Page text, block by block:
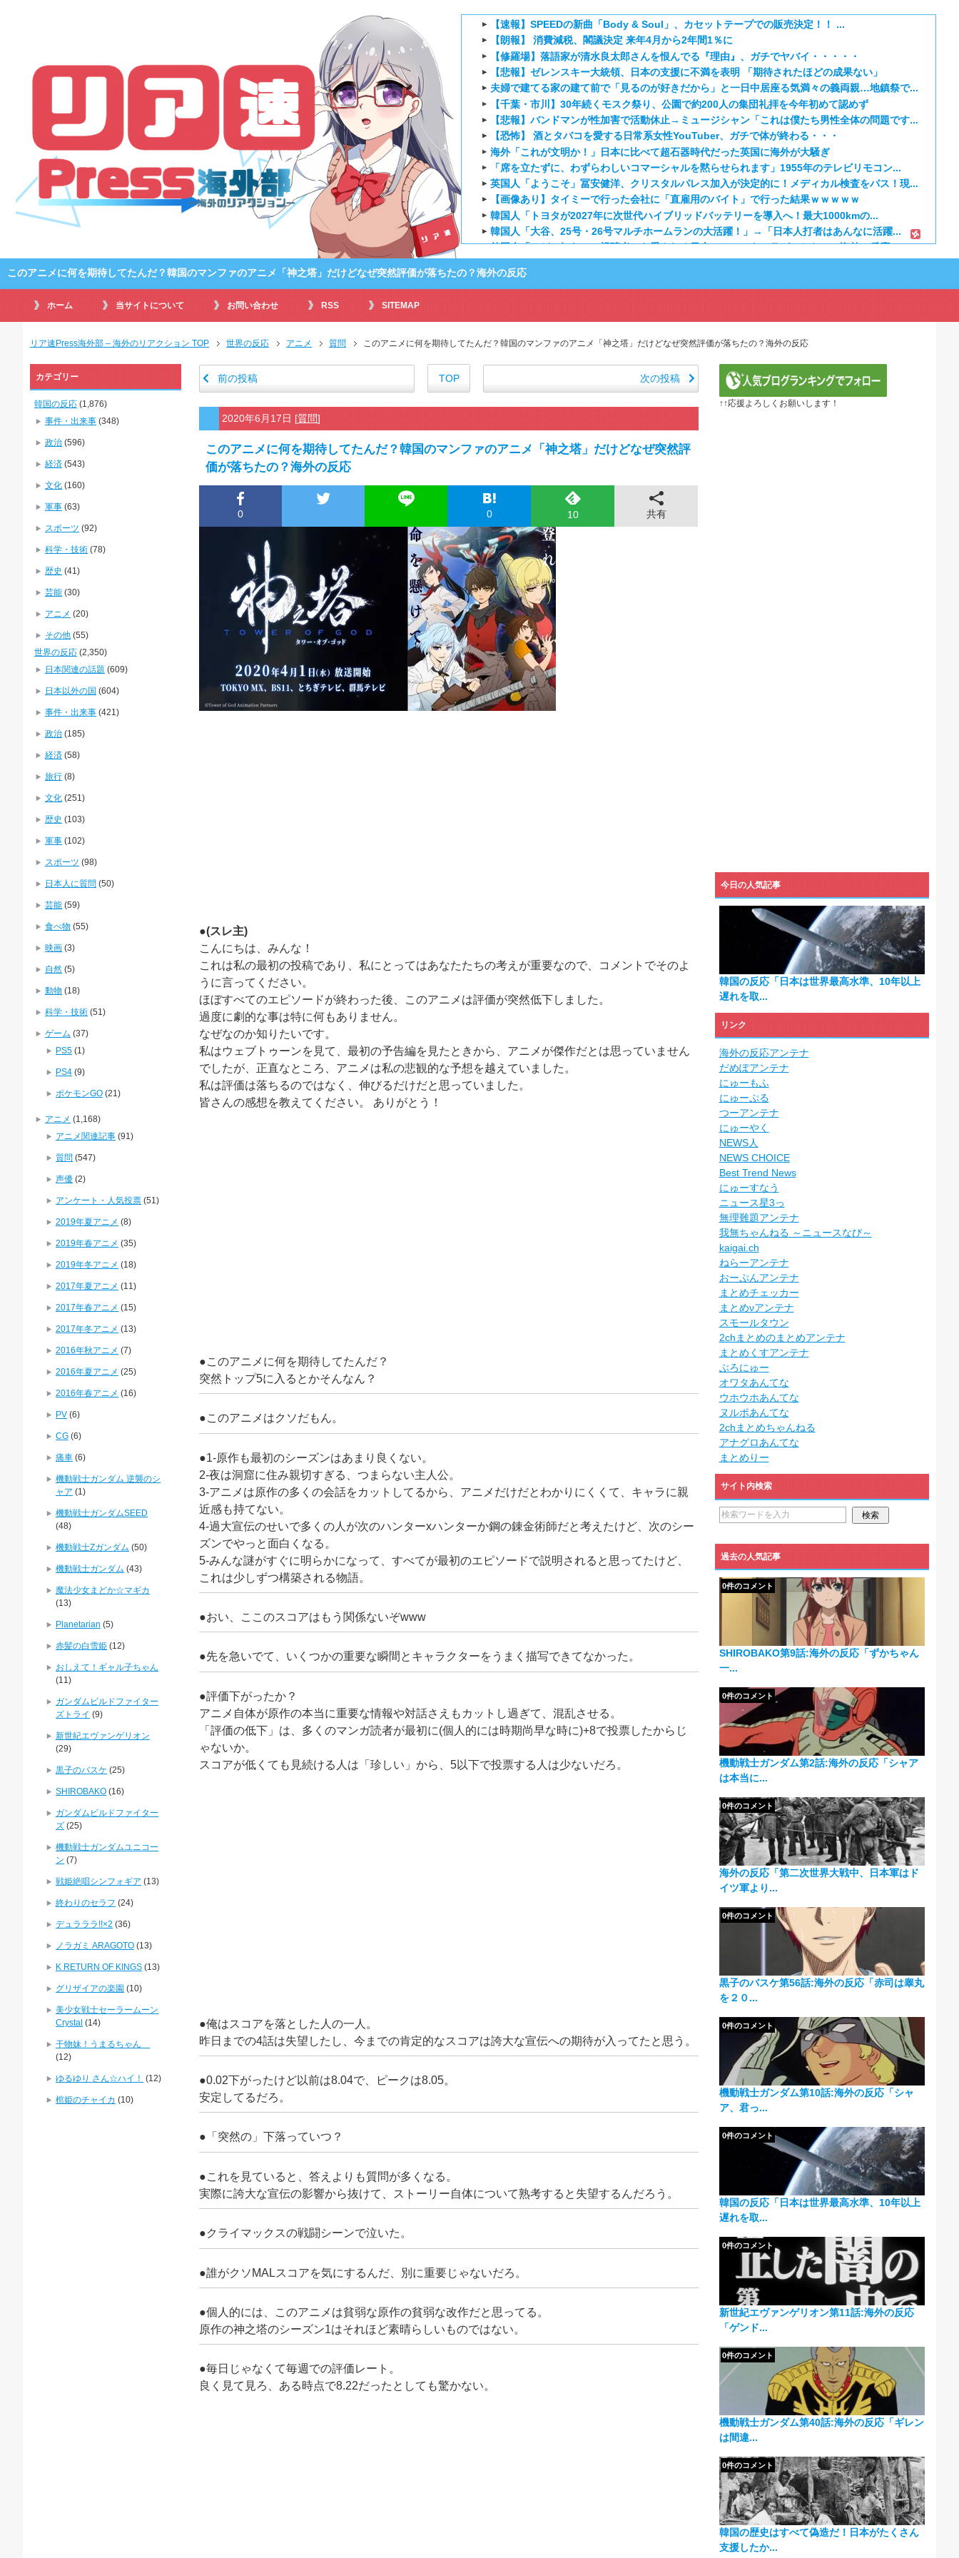
【速報】SPEEDの新曲「Body & Soul」、カセットテープでの販売決定！！ ...
【朗報】 消費減税、閣議決定 来年4月から2年間1％に
【修羅場】落語家が清水良太郎さんを恨んでる『理由』、ガチでヤバイ・・・・・
【悲報】ゼレンスキー大統領、日本の支援に不満を表明 「期待されたほどの成果ない」
夫婦で建てる家の建て前で「見るのが好きだから」と一日中居座る気満々の義両親…地鎮祭で...
【千葉・市川】30年続くモスク祭り、公園で約200人の集団礼拝を今年初めて認めず
【悲報】バンドマンが性加害で活動休止→ミュージシャン「これは僕たち男性全体の問題です...
【恐怖】 酒とタバコを愛する日常系女性YouTuber、ガチで体が終わる・・・
海外「これが文明か！」日本に比べて超石器時代だった英国に海外が大騒ぎ
「席を立たずに、わずらわしいコマーシャルを黙らせられます」1955年のテレビリモコン...
英国人「ようこそ」冨安健洋、クリスタルパレス加入が決定的に！メディカル検査をパス！現...
【画像あり】タイミーで行った会社に「直雇用のバイト」で行った結果ｗｗｗｗｗ
韓国人「トヨタが2027年に次世代ハイブリッドバッテリーを導入へ！最大1000kmの...
韓国人「大谷、25号・26号マルチホームランの大活躍！」→「日本人打者はあんなに活躍...
外国人「ひどい奴なのに視聴者から愛される日本のアニメキャラがこちら」（海外の反応）
海外「お堅いうちの家族に見せるべき日本アニメはなんだろう？」
海外の反応アニメ【BLEACH 千年血戦篇-禍進譚-】第42話感想「この言葉を聞ける...
海外「まさか日本アニメがここまで泣けるなんて…！」海外のアニメファンが初めて泣いた日...
海外の反応【天幕のジャードゥーガル】6話 ドレゲネの過去回良すぎた…アニメ・オブ・ザ...
外国人「ジャンプ公式から謎の動画がまもなく公開される模様」→「まさか本当にくるのか？...
海外「鬱な気分になるわ…」ヤニねこ第5話の海外反応
155cm55kgの女性の食事より243cm120kgのダチョウの食事の方がヘルシー...
舌を絡ませて、唾液交換して── ちゅっちゅしながらの濃厚エッ画像♪
舌を絡ませて、唾液交換して── ちゅっちゅしながらの濃厚エッ画像♪
すまん熊本やがコンビニに食品も水もない
【戦争は話し合いで解決】と主張していたひろゆきさん ゆたぼんにとどめを刺されるｗｗｗ
海外「日本よ、お前がナンバーワンだ」 熊本地震直後の日本の対応のスピードに世界が衝撃
正直ザ・ビートルズって過大評価されすぎじゃねないか？
まとめチェッカーは閉鎖しました。RSSの解除をお願いします。
まとめチェッカーは閉鎖しました。RSSの解除をお願いします。
ハードオフに売っていた4万4000円のフィギュアがヤバすぎるｗｗｗｗｗｗ「こんな高い...
【閲覧注意】俺が近くにいると機械が壊れるんだけどさ
このアニメに何を期待してたんだ？韓国のマンファのアニメ「神之塔」だけどなぜ突然評価が落ちたの？海外の反応
ホーム 当サイトについて お問い合わせ RSS SITEMAP
リア速Press海外部 – 海外のリアクション TOP 世界の反応 アニメ 質問 このアニメに何を期待してたんだ？韓国のマンファのアニメ「神之塔」だけどなぜ突然評価が落ちたの？海外の反応
前の投稿 TOP 次の投稿
2020年6月17日 [質問]
このアニメに何を期待してたんだ？韓国のマンファのアニメ「神之塔」だけどなぜ突然評
価が落ちたの？海外の反応
0 0 10 共有
●(スレ主)
こんにちは、みんな！
これは私の最初の投稿であり、私にとってはあなたたちの考えが重要なので、コメントでそのよ
うに言ってください。
ほぼすべてのエピソードが終わった後、このアニメは評価が突然低下しました。
過度に劇的な事は特に何もありません。
なぜなのか知りたいです。
私はウェブトゥーンを見て、最初の予告編を見たときから、アニメが傑作だとは思っていません
でしたが、正直なところ、アニメは私の悲観的な予想を越えていました。
私は評価は落ちるのではなく、伸びるだけだと思っていました。
皆さんの感想を教えてください。 ありがとう！
●このアニメに何を期待してたんだ？
突然トップ5に入るとかそんなん？
●このアニメはクソだもん。
●1-原作も最初のシーズンはあまり良くない。
2-夜は洞窟に住み親切すぎる、つまらない主人公。
3-アニメは原作の多くの会話をカットしてるから、アニメだけだとわかりにくくて、キャラに親
近感も持てない。
4-過大宣伝のせいで多くの人が次のハンターxハンターか鋼の錬金術師だと考えたけど、次のシー
ズンでやっと面白くなる。
5-みんな謎がすぐに明らかになって、すべてが最初のエピソードで説明されると思ってたけど、
これは少しずつ構築される物語。
●おい、ここのスコアはもう関係ないぞwww
●先を急いでて、いくつかの重要な瞬間とキャラクターをうまく描写できてなかった。
●評価下がったか？
アニメ自体が原作の本当に重要な情報や対話さえもカットし過ぎて、混乱させる。
「評価の低下」は、多くのマンガ読者が最初に(個人的には時期尚早な時に)+8で投票したからじ
ゃないか。
スコアが低くても見続ける人は「珍しい」から、5以下で投票する人は少ないだろ。
●俺はスコアを落とした人の一人。
昨日までの4話は失望したし、今までの肯定的なスコアは誇大な宣伝への期待が入ってたと思う。
●0.02下がったけど以前は8.04で、ピークは8.05。
安定してるだろ。
●「突然の」下落っていつ？
●これを見ていると、答えよりも質問が多くなる。
実際に誇大な宣伝の影響から抜けて、ストーリー自体について熟考すると失望するんだろう。
●クライマックスの戦闘シーンで泣いた。
●誰がクソMALスコアを気にするんだ、別に重要じゃないだろ。
●個人的には、このアニメは貧弱な原作の貧弱な改作だと思ってる。
原作の神之塔のシーズン1はそれほど素晴らしいものではない。
●毎日じゃなくて毎週での評価レート。
良く見て見ろ、ある時点で8.22だったとしても驚かない。
カテゴリー
韓国の反応 (1,876)
事件・出来事 (348)
政治 (596)
経済 (543)
文化 (160)
軍事 (63)
スポーツ (92)
科学・技術 (78)
歴史 (41)
芸能 (30)
アニメ (20)
その他 (55)
世界の反応 (2,350)
日本関連の話題 (609)
日本以外の国 (604)
事件・出来事 (421)
政治 (185)
経済 (58)
旅行 (8)
文化 (251)
歴史 (103)
軍事 (102)
スポーツ (98)
日本人に質問 (50)
芸能 (59)
食べ物 (55)
映画 (3)
自然 (5)
動物 (18)
科学・技術 (51)
ゲーム (37)
PS5 (1)
PS4 (9)
ポケモンGO (21)
アニメ (1,168)
アニメ関連記事 (91)
質問 (547)
声優 (2)
アンケート・人気投票 (51)
2019年夏アニメ (8)
2019年春アニメ (35)
2019年冬アニメ (18)
2017年夏アニメ (11)
2017年春アニメ (15)
2017年冬アニメ (13)
2016年秋アニメ (7)
2016年夏アニメ (25)
2016年春アニメ (16)
PV (6)
CG (6)
痛車 (6)
機動戦士ガンダム 逆襲のシ
ャア (1)
機動戦士ガンダムSEED
(48)
機動戦士Zガンダム (50)
機動戦士ガンダム (43)
魔法少女まどか☆マギカ
(13)
Planetarian (5)
赤髪の白雪姫 (12)
おしえて！ギャル子ちゃん
(11)
ガンダムビルドファイター
ズトライ (9)
新世紀エヴァンゲリオン
(29)
黒子のバスケ (25)
SHIROBAKO (16)
ガンダムビルドファイター
ズ (25)
機動戦士ガンダムユニコー
ン (7)
戦姫絶唱シンフォギア (13)
終わりのセラフ (24)
デュラララ!!×2 (36)
ノラガミ ARAGOTO (13)
K RETURN OF KINGS (13)
グリザイアの楽園 (10)
美少女戦士セーラームーン
Crystal (14)
干物妹！うまるちゃん
(12)
ゆるゆり さん☆ハイ！ (12)
棺姫のチャイカ (10)
↑↑応援よろしくお願いします！
今日の人気記事
韓国の反応「日本は世界最高水準、10年以上
遅れを取...
リンク
海外の反応アンテナ
だめぽアンテナ
にゅーもふ
にゅーぷる
つーアンテナ
にゅーやく
NEWS人
NEWS CHOICE
Best Trend News
にゅーすなう
ニュース星3っ
無理難題アンテナ
我無ちゃんねる ～ニュースなび～
kaigai.ch
ねらーアンテナ
おーぷんアンテナ
まとめチェッカー
まとめνアンテナ
スモールタウン
2chまとめのまとめアンテナ
まとめくすアンテナ
ぶろにゅー
オワタあんてな
ウホウホあんてな
ヌルポあんてな
2chまとめちゃんねる
アナグロあんてな
まとめりー
サイト内検索
過去の人気記事
SHIROBAKO第9話:海外の反応「ずかちゃん
一...
0件のコメント
機動戦士ガンダム第2話:海外の反応「シャア
は本当に...
0件のコメント
海外の反応「第二次世界大戦中、日本軍はド
イツ軍より...
0件のコメント
黒子のバスケ第56話:海外の反応「赤司は睾丸
を２０...
0件のコメント
機動戦士ガンダム第10話:海外の反応「シャ
ア、君っ...
0件のコメント
韓国の反応「日本は世界最高水準、10年以上
遅れを取...
0件のコメント
新世紀エヴァンゲリオン第11話:海外の反応
「ゲンド...
0件のコメント
機動戦士ガンダム第40話:海外の反応「ギレン
は間違...
0件のコメント
韓国の歴史はすべて偽造だ！日本がたくさん
支援したか...
0件のコメント